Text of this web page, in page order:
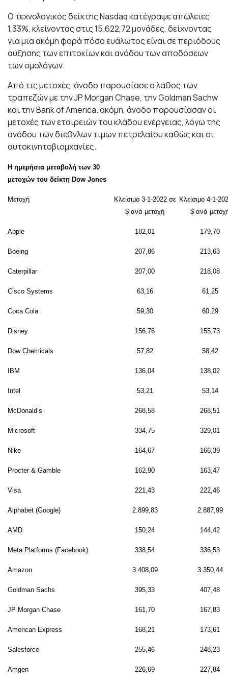
Ο τεχνολογικός δείκτης Nasdaq κατέγραψε απώλειες
1,33%, κλείνοντας στις 15.622,72 μονάδες, δείχνοντας
για μια ακόμη φορά πόσο ευάλωτος είναι σε περιόδους
αύξησης των επιτοκίων και ανόδου των αποδόσεων
των ομολόγων.
Από τις μετοχές, άνοδο παρουσίασε ο λάθος των
τραπεζών με την JP Morgan Chase, την Goldman Sachw
και την Bank of America. ακόμη, άνοδο παρουσίασαν οι
μετοχές των εταιρειών του κλάδου ενέργειας, λόγω της
ανόδου των διεθνλων τιμων πετρελαίου καθώς και οι
αυτοκινητοβιομχανίες.
Η ημερήσια μεταβολή των 30
μετοχών του δείκτη Dow Jones
Μετοχή
Κλείσιμο 3-1-2022 σε
$ ανά μετοχή
Κλείσιμο 4-1-
$ ανά
Apple 182,01 179,70
Boeing 207,86 213,63
Caterpillar 207,00 218,08
Cisco Systems 63,16 61,25
Coca Cola 59,30 60,29
Disney 156,76 155,73
Dow Chemicals 57,82 58,42
IBM 136,04 138,02
Intel 53,21 53,14
McDonald’s 268,58 268,51
Microsoft 334,75 329,01
Nike 164,67 166,39
Procter & Gamble 162,90 163,47
Visa 221,43 222,46
Alphabet (Google) 2.899,83 2.887,99
AMD 150,24 144,42
Meta Platforms (Facebook) 338,54 336,53
Amazon 3.408,09 3.350,44
Goldman Sachs 395,33 407,48
JP Morgan Chase 161,70 167,83
American Express 168,21 173,61
Salesforce 255,46 248,23
Amgen 226,69 227,84